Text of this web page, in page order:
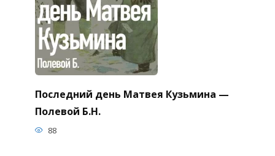
Последний день Матвея Кузьмина —
Полевой Б.Н.
88